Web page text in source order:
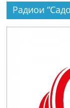
Радиои